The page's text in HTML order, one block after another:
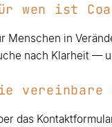
wen ist
Menschen in
nach Klarheit —
vereinbare
das